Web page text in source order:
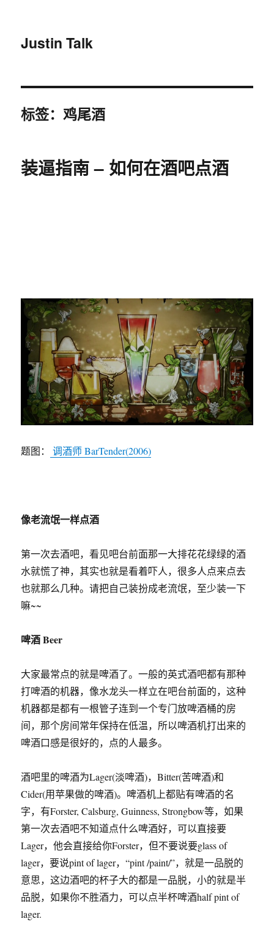
Justin Talk
标签：鸡尾酒
装逼指南 – 如何在酒吧点酒
题图： 调酒师 BarTender(2006)
像老流氓一样点酒
第一次去酒吧，看见吧台前面那一大排花花绿绿的酒
水就慌了神，其实也就是看着吓人，很多人点来点去
也就那么几种。请把自己装扮成老流氓，至少装一下
嘛~~
啤酒 Beer
大家最常点的就是啤酒了。一般的英式酒吧都有那种
打啤酒的机器，像水龙头一样立在吧台前面的，这种
机器都是都有一根管子连到一个专门放啤酒桶的房
间，那个房间常年保持在低温，所以啤酒机打出来的
啤酒口感是很好的，点的人最多。
酒吧里的啤酒为Lager(淡啤酒)，Bitter(苦啤酒)和
Cider(用苹果做的啤酒)。啤酒机上都贴有啤酒的名
字，有Forster, Calsburg, Guinness, Strongbow等，如果
第一次去酒吧不知道点什么啤酒好，可以直接要
Lager，他会直接给你Forster，但不要说要glass of
lager，要说pint of lager，“pint /paint/”，就是一品脱的
意思，这边酒吧的杯子大的都是一品脱，小的就是半
品脱，如果你不胜酒力，可以点半杯啤酒half pint of
lager.